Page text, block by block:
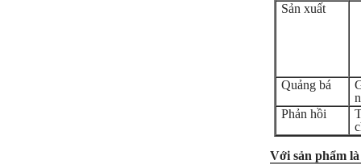
Sản xuất
Quảng bá
Phản hồi
Với sản phẩm